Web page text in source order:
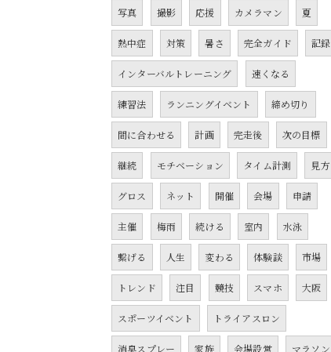
写真 撮影 応援 カメラマン 夏
熱中症 対策 暑さ 完全ガイド 記録
インターバルトレーニング 速くなる
練習法 ランニングイベント 締め切り
間に合わせる 計画 完走後 次の目標
継続 モチベーション タイム計測 見方
グロス ネット 開催 会場 申請
主催 梅雨 続ける 室内 水泳
繋げる 人生 変わる 体験談 市場
トレンド 注目 競技 スマホ 大阪
スポーツイベント トライアスロン
消臭スプレー 家族 会場設営 マラソン